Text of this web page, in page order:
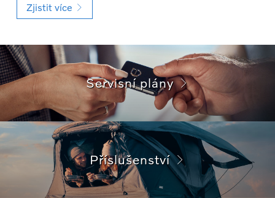
Zjistit více
Servisní plány
Příslušenství